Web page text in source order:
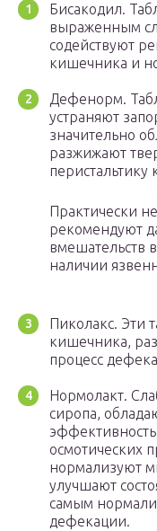
Бисакодил.
выраженным
содействуют
кишечника и
Дефенорм.
устраняют
значительно
разжижают
Практически
рекомендуют
вмешательств
наличии
Пиколакс. Эти
кишечника,
процесс
Нормолакт.
сиропа,
осмотических
нормализуют
улучшают
самым
дефекации.